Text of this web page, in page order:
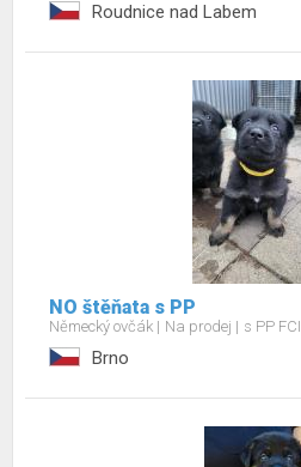
Roudnice nad Labem
NO štěňata s PP
Německý ovčák Na prodej s PP FCI
Brno